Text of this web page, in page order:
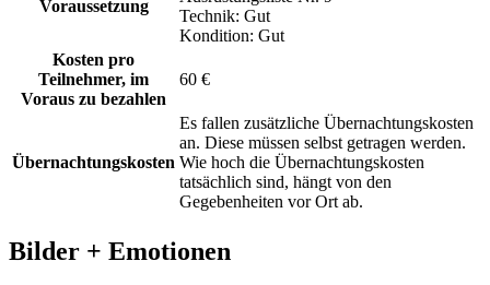
Voraussetzung
Technik: Gut
Kondition: Gut
Kosten pro
Teilnehmer, im
Voraus zu bezahlen
60 €
Übernachtungskosten
Es fallen zusätzliche Übernachtungskosten
an. Diese müssen selbst getragen werden.
Wie hoch die Übernachtungskosten
tatsächlich sind, hängt von den
Gegebenheiten vor Ort ab.
Bilder + Emotionen